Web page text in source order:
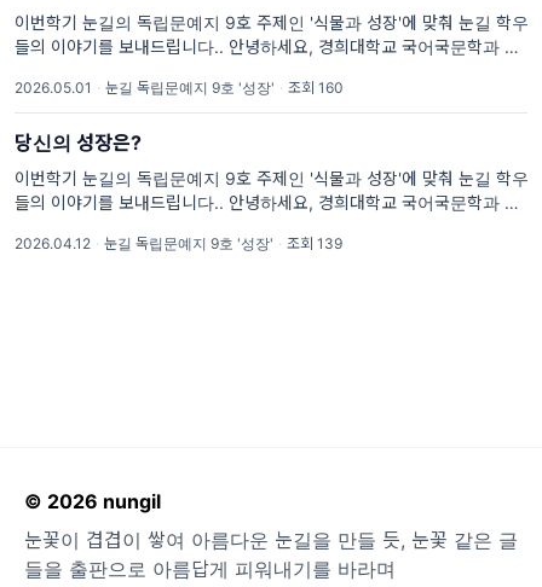
이번학기 눈길의 독립문예지 9호 주제인 '식물과 성장'에 맞춰 눈길 학우
들의 이야기를 보내드립니다.. 안녕하세요, 경희대학교 국어국문학과 창
같은 글들을 출판으로 아름답게 피워내기를 바라며 매학기 독립문예지를
2026.05.01 · 눈길 독립문예지 9호 '성장' · 조회 160
당신의 성장은?
이번학기 눈길의 독립문예지 9호 주제인 '식물과 성장'에 맞춰 눈길 학우
들의 이야기를 보내드립니다.. 안녕하세요, 경희대학교 국어국문학과 창
같은 글들을 출판으로 아름답게 피워내기를 바라며 매학기 독립문예지를
2026.04.12 · 눈길 독립문예지 9호 '성장' · 조회 139
© 2026 nungil
눈꽃이 겹겹이 쌓여 아름다운 눈길을 만들 듯, 눈꽃 같은 글
들을 출판으로 아름답게 피워내기를 바라며